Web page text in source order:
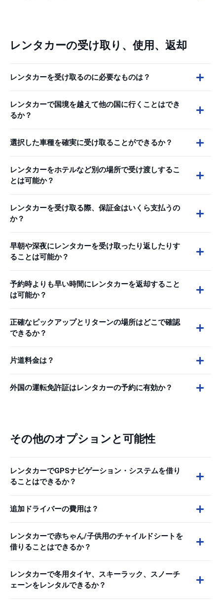
レンタカーの受け取り、使用、返却
レンタカーを受け取るのに必要なものは？
レンタカーで国境を越えて他の国に行くことはでき
るか？
選択した車種を確実に受け取ることができるか？
レンタカーをホテルなど別の場所で受け渡しするこ
とは可能か？
レンタカーを受け取る際、保証金はいくら支払うの
か？
早朝や深夜にレンタカーを受け取ったり返したりす
ることは可能か？
予約時よりも早い時間にレンタカーを返却すること
は可能か？
正確なピックアップとリターンの場所はどこで確認
できるか？
片道料金は？
外国の運転免許証はレンタカーの予約に有効か？
その他のオプションと可能性
レンタカーでGPSナビゲーション・システムを借り
ることはできるか？
追加ドライバーの費用は？
レンタカーで赤ちゃん/子供用のチャイルドシートを
借りることはできるか？
レンタカーで冬用タイヤ、スキーラック、スノーチ
ェーンをレンタルできるか？